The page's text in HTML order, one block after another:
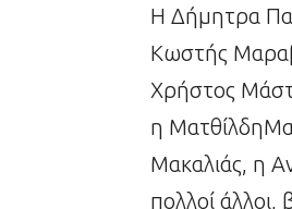
Η Δήμητρα
Κωστής
Χρήστος
η
Μακαλιάς, η
πολλοί